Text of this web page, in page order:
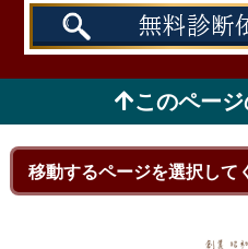
無料診断
このペー